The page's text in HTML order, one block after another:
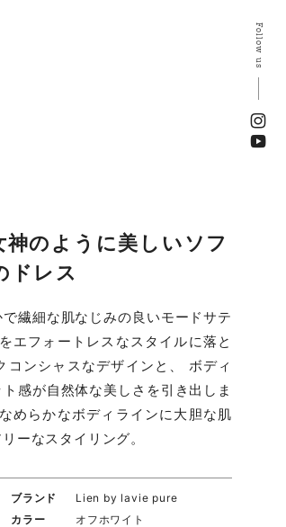
Follow us
のように美しいソフ
ドレス
繊細な肌なじみの良いモードサテ
エフォートレスなスタイルに落と
コンシャスなデザインと、 ボディ
感が自然体な美しさを引き出しま
めらかなボディラインに大胆な肌
ーなスタイリング。
ブランド
Lien by lavie pure
カラー
オフホワイト